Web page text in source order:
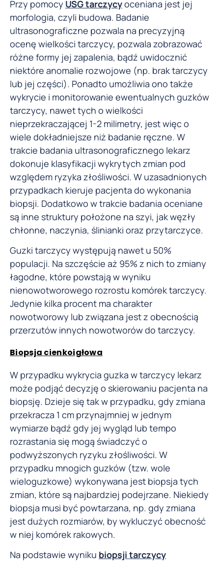
Przy pomocy USG tarczycyoceniana jest jej
morfologia, czyli budowa. Badanie
ultrasonograficzne pozwala na precyzyjną
ocenę wielkości tarczycy, pozwala zobrazować
różne formy jej zapalenia, bądź uwidocznić
niektóre anomalie rozwojowe (np. brak tarczycy
lub jej części). Ponadto umożliwia ono także
wykrycie i monitorowanie ewentualnych guzków
tarczycy, nawet tych o wielkości
nieprzekraczającej 1-2 milimetry, jest więc o
wiele dokładniejsze niż badanie ręczne. W
trakcie badania ultrasonograficznego lekarz
dokonuje klasyfikacji wykrytych zmian pod
względem ryzyka złośliwości. W uzasadnionych
przypadkach kieruje pacjenta do wykonania
biopsji. Dodatkowo w trakcie badania oceniane
są inne struktury położone na szyi, jak węzły
chłonne, naczynia, ślinianki oraz przytarczyce.
Guzki tarczycy występują nawet u 50%
populacji. Na szczęście aż 95% z nich to zmiany
łagodne, które powstają w wyniku
nienowotworowego rozrostu komórek tarczycy.
Jedynie kilka procent ma charakter
nowotworowy lub związana jest z obecnością
przerzutów innych nowotworów do tarczycy.
Biopsja cienkoigłowa
W przypadku wykrycia guzka w tarczycy lekarz
może podjąć decyzję o skierowaniu pacjenta na
biopsję. Dzieje się tak w przypadku, gdy zmiana
przekracza 1 cm przynajmniej w jednym
wymiarze bądź gdy jej wygląd lub tempo
rozrastania się mogą świadczyć o
podwyższonych ryzyku złośliwości. W
przypadku mnogich guzków (tzw. wole
wieloguzkowe) wykonywana jest biopsja tych
zmian, które są najbardziej podejrzane. Niekiedy
biopsja musi być powtarzana, np. gdy zmiana
jest dużych rozmiarów, by wykluczyć obecność
w niej komórek rakowych.
Na podstawie wyniku biopsji tarczycy